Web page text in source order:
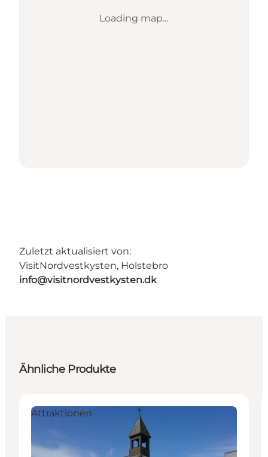
Loading map...
Zuletzt aktualisiert von:
VisitNordvestkysten, Holstebro
info@visitnordvestkysten.dk
Ähnliche Produkte
Attraktionen